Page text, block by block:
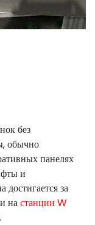
без
обычно
панелях
и
за
настанции W